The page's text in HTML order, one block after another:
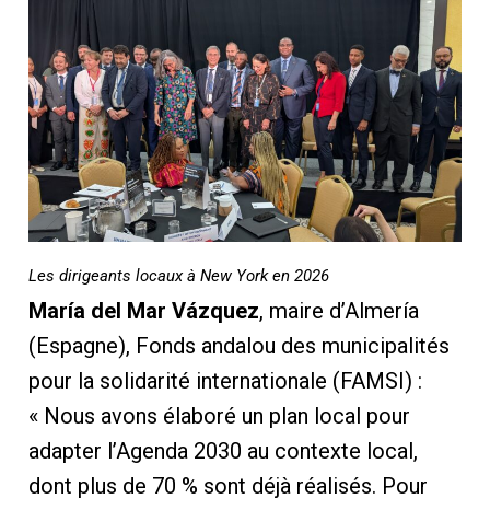
Les dirigeants locaux à New York en 2026
María del Mar Vázquez, maire d’Almería
(Espagne), Fonds andalou des municipalités
pour la solidarité internationale (FAMSI) :
« Nous avons élaboré un plan local pour
adapter l’Agenda 2030 au contexte local,
dont plus de 70 % sont déjà réalisés. Pour